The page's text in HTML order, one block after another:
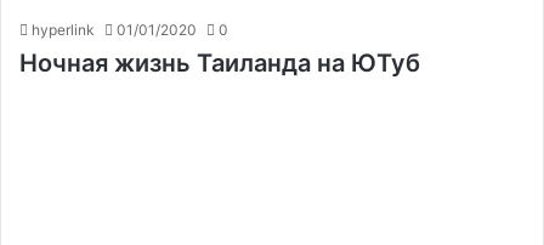
hyperlink 01/01/2020 0
Ночная жизнь Таиланда на ЮТуб